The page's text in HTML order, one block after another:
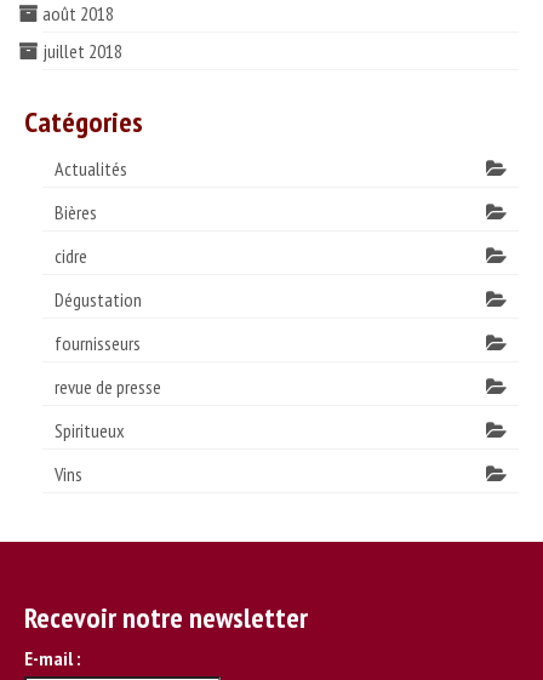
août 2018
juillet 2018
Catégories
Actualités
Bières
cidre
Dégustation
fournisseurs
revue de presse
Spiritueux
Vins
Recevoir notre newsletter
E-mail :